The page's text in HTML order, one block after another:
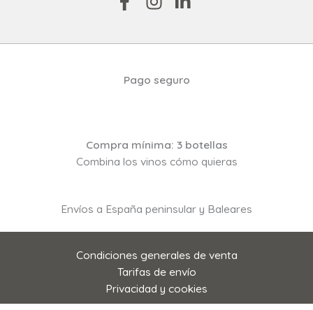
Pago seguro
Compra mínima: 3 botellas
Combina los vinos cómo quieras
Envíos a España peninsular y Baleares
Condiciones generales de venta
Tarifas de envío
Privacidad y cookies